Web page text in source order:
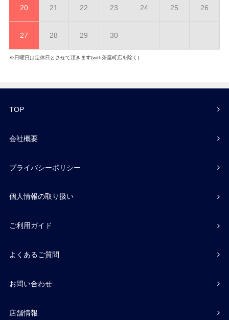
20 21 22 23 24 25 26
27 28 29 30
※日曜日は定休日とさせて頂きます(with茶屋町店を除く)
TOP
会社概要
プライバシーポリシー
個人情報の取り扱い
ご利用ガイド
よくあるご質問
お問い合わせ
店舗情報